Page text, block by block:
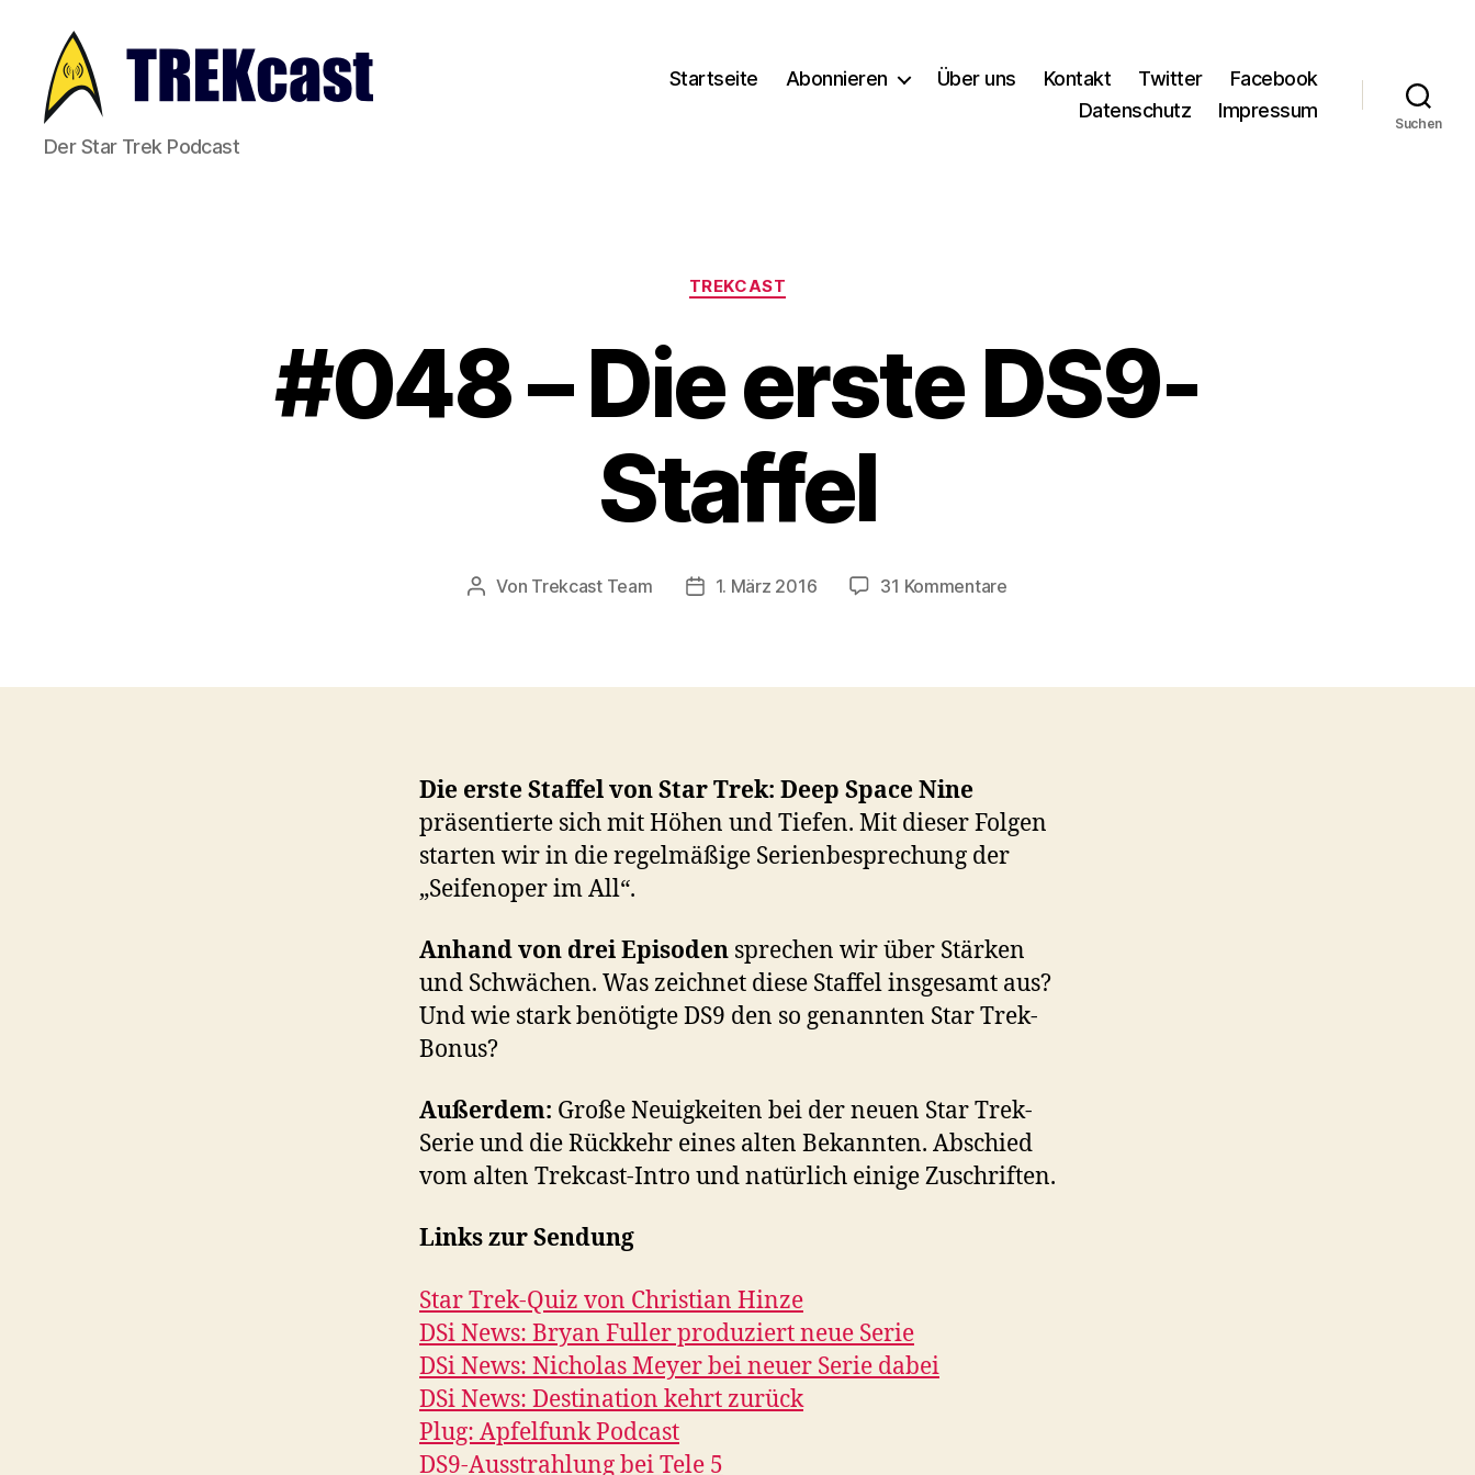
Trekcast
Der Star Trek Podcast
Startseite Abonnieren Über uns Kontakt Twitter
Facebook
Datenschutz
Impressum
Suchen
Kategorien
TREKCAST
#048 – Die erste DS9-
Staffel
Beitragsautor
Von Trekcast Team Veröffentlichungsdatum
1. März 2016 31 Kommentarezu
erste
Die erste Staffel von Star Trek: Deep Space Nine
präsentierte sich mit Höhen und Tiefen. Mit dieser Folgen
starten wir in die regelmäßige Serienbesprechung der
„Seifenoper im All“.
Anhand von drei Episoden sprechen wir über Stärken
und Schwächen. Was zeichnet diese Staffel insgesamt aus?
Und wie stark benötigte DS9 den so genannten Star Trek-
Bonus?
Außerdem: Große Neuigkeiten bei der neuen Star Trek-
Serie und die Rückkehr eines alten Bekannten. Abschied
vom alten Trekcast-Intro und natürlich einige Zuschriften.
Links zur Sendung
Star Trek-Quiz von Christian Hinze
DSi News: Bryan Fuller produziert neue Serie
DSi News: Nicholas Meyer bei neuer Serie dabei
DSi News: Destination kehrt zurück
Plug: Apfelfunk Podcast
DS9-Ausstrahlung bei Tele 5